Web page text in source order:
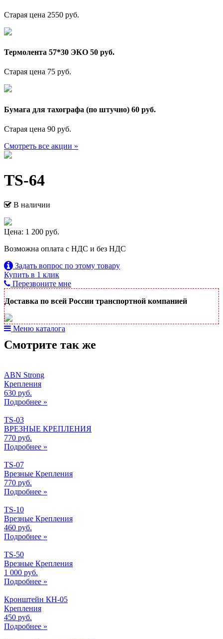
Старая цена 2550 руб.
Термолента 57*30 ЭКО 50 руб.
Старая цена 75 руб.
Бумага для тахографа (по штучно) 60 руб.
Старая цена 90 руб.
Смотреть все акции »
TS-64
В наличии
Цена: 1 200 руб.
Возможна оплата с НДС и без НДС
Задать вопрос по этому товару
Купить в 1 клик
Перезвоните мне
Доставка по всей России транспортной компанией
Меню каталога
Смотрите так же
ABN Strong
Крепления
630 руб.
Подробнее »
TS-03
ВРЕЗНЫЕ КРЕПЛЕНИЯ
770 руб.
Подробнее »
TS-07
Врезные Крепления
770 руб.
Подробнее »
TS-10
Врезные Крепления
460 руб.
Подробнее »
TS-50
Врезные Крепления
1 000 руб.
Подробнее »
Кронштейн КН-05
Крепления
450 руб.
Подробнее »